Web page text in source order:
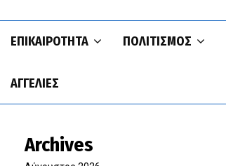
ΕΠΙΚΑΙΡΌΤΗΤΑ ΠΟΛΙΤΙΣΜΌΣ
ΑΓΓΕΛΊΕΣ
Archives